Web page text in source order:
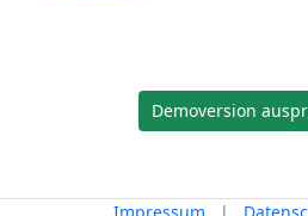
Demoversion
Impressum |